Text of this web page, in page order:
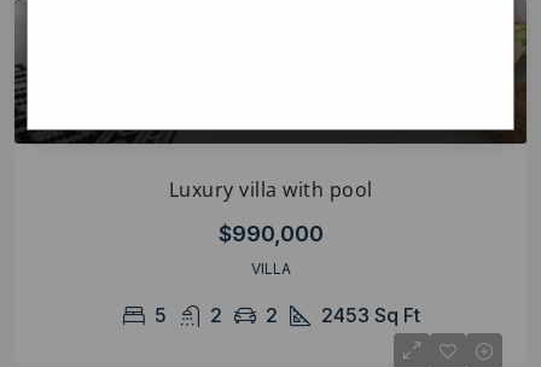
Luxury villa with pool
$990,000
VILLA
5 2 2 2453 Sq Ft